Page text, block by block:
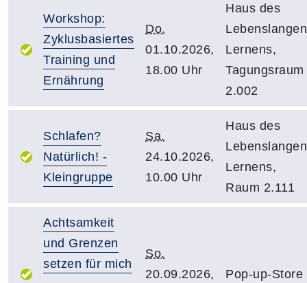
Workshop:
Zyklusbasiertes
Training und
Ernährung
Do.
01.10.2026,
18.00 Uhr
Haus des
Lebenslangen
Lernens,
Tagungsraum
2.002
Schlafen?
Natürlich! -
Kleingruppe
Sa.
24.10.2026,
10.00 Uhr
Haus des
Lebenslangen
Lernens,
Raum 2.111
Achtsamkeit
und Grenzen
setzen für mich
So.
20.09.2026,
Pop-up-Store